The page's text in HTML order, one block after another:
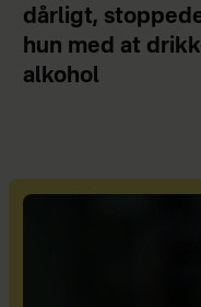
dårligt,
hun med at
alkohol